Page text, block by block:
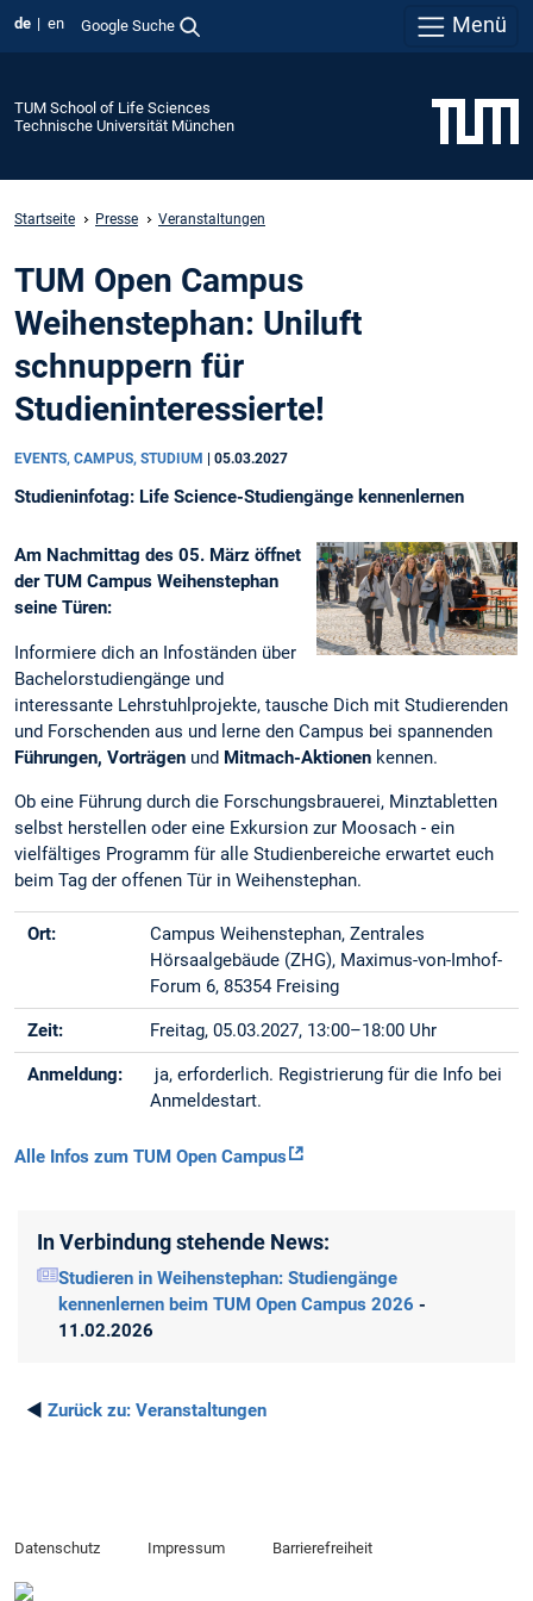
de en Google Suche Menü
TUM School of Life Sciences
Technische Universität München
Startseite Presse Veranstaltungen
TUM Open Campus
Weihenstephan: Uniluft
schnuppern für
Studieninteressierte!
EVENTS, CAMPUS, STUDIUM 05.03.2027
Studieninfotag: Life Science-Studiengänge kennenlernen
Am Nachmittag des 05. März öffnet
der TUM Campus Weihenstephan
seine Türen:
Informiere dich an Infoständen über
Bachelorstudiengänge und
interessante Lehrstuhlprojekte, tausche Dich mit Studierenden
und Forschenden aus und lerne den Campus bei spannenden
Führungen, Vorträgen und Mitmach-Aktionen kennen.
Ob eine Führung durch die Forschungsbrauerei, Minztabletten
selbst herstellen oder eine Exkursion zur Moosach - ein
vielfältiges Programm für alle Studienbereiche erwartet euch
beim Tag der offenen Tür in Weihenstephan.
Ort:
Campus Weihenstephan, Zentrales
Hörsaalgebäude (ZHG), Maximus-von-Imhof-
Forum 6, 85354 Freising
Zeit: Freitag, 05.03.2027, 13:00–18:00 Uhr
Anmeldung:
ja, erforderlich. Registrierung für die Info bei
Anmeldestart.
Alle Infos zum TUM Open Campus
In Verbindung stehende News:
Studieren in Weihenstephan: Studiengänge
kennenlernen beim TUM Open Campus 2026 -
11.02.2026
◄ Zurück zu: Veranstaltungen
Datenschutz Impressum Barrierefreiheit